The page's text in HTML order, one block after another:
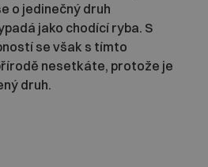
o jedinečný druh
jako chodící ryba. S
se však s tímto
nesetkáte, protože je
druh.